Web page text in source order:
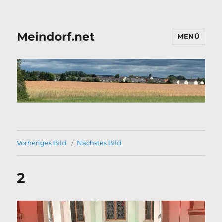
Meindorf.net MENÜ
Vorheriges Bild Nächstes Bild
2